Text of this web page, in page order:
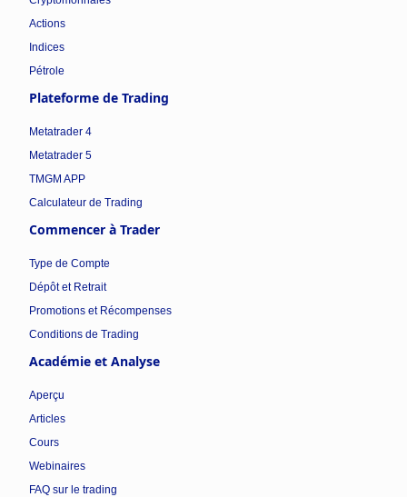
Actions
Indices
Pétrole
Plateforme de Trading
Metatrader 4
Metatrader 5
TMGM APP
Calculateur de Trading
Commencer à Trader
Type de Compte
Dépôt et Retrait
Promotions et Récompenses
Conditions de Trading
Académie et Analyse
Aperçu
Articles
Cours
Webinaires
FAQ sur le trading